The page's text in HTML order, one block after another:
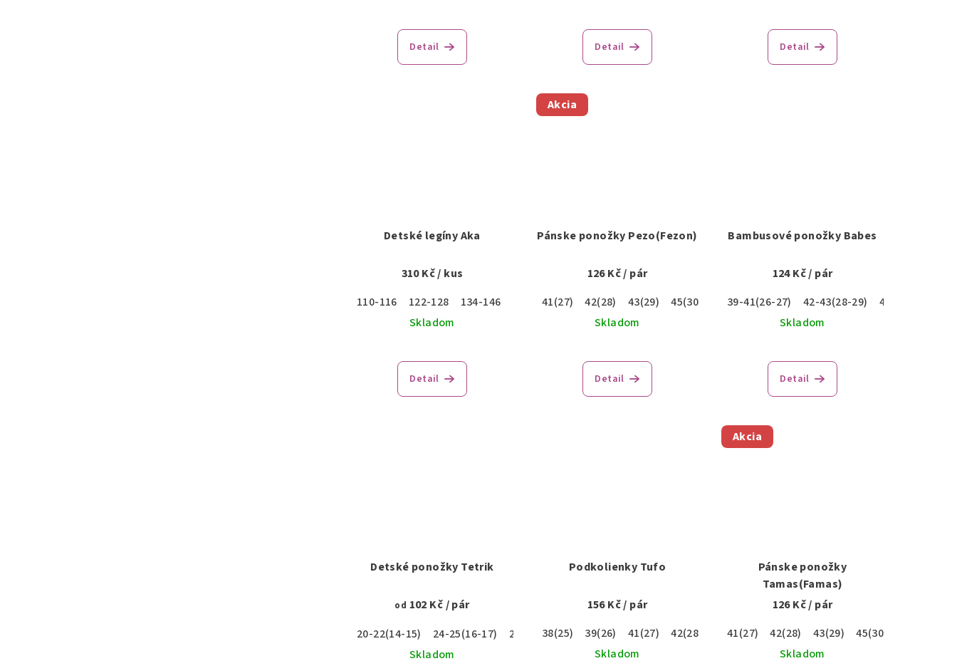
Detail Detail Detail
Detské legíny Aka
310 Kč/ kus
110-116
122-128
134-146
Skladom
Detail
Akcia
Pánske ponožky Pezo(Fezon)
126 Kč/ pár
41(27)
42(28) 43(29) 45(30)
47(31)
Skladom
Detail
Bambusové ponožky Babes
124 Kč/ pár
39-41(26-27)
42-43(28-29)
45-47(30-31)
Skladom
Detail
Detské ponožky Tetrik
od 102 Kč/ pár
20-22(14-15)
24-25(16-17) 27-29(18-19) 30-32(20-21) 33-34(22-23)
37-38(24-25)
Skladom
Podkolienky Tufo
156 Kč/ pár
38(25)
39(26) 41(27) 42(28) 43(29) 45(30)
47(31)
Skladom
Akcia
Pánske ponožky
Tamas(Famas)
126 Kč/ pár
41(27)
42(28) 43(29) 45(30)
Skladom